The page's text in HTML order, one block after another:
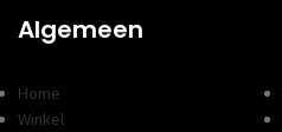
Algemeen
Home
Winkel